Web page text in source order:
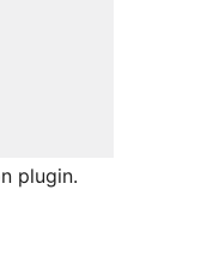
plugin.